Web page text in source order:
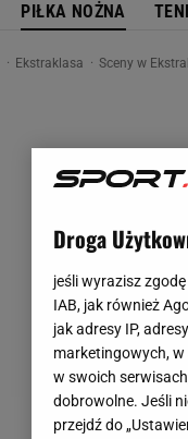
PIŁKA NOŻNA
Ekstraklasa Sceny w
Droga
jeśli wyrazisz
IAB, jak również
jak adresy IP,
marketingowych,
w swoich
dobrowolne. Jeśli
przejdź do